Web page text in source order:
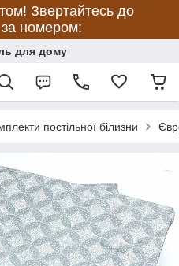
Звертайтесь до
номером:
для дому
постільної білизни